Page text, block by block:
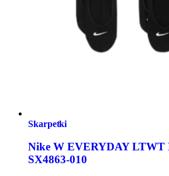
Skarpetki
Nike W EVERYDAY LTWT
SX4863-010